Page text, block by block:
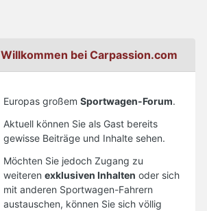
Willkommen bei Carpassion.com
Europas großem Sportwagen-Forum.
Aktuell können Sie als Gast bereits
gewisse Beiträge und Inhalte sehen.
Möchten Sie jedoch Zugang zu
weiteren exklusiven Inhalten oder sich
mit anderen Sportwagen-Fahrern
austauschen, können Sie sich völlig